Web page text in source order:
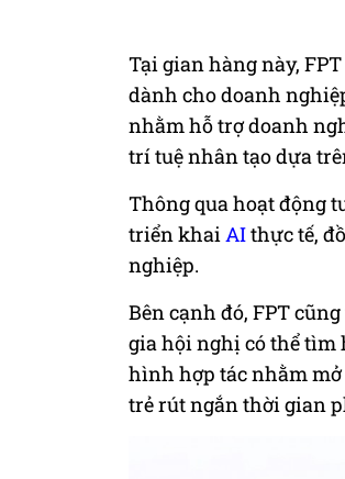
Tại gian hàng này,
dành cho doanh
nhằm hỗ trợ doanh
trí tuệ nhân tạo dựa
Thông qua hoạt động
triển khaiAIthực tế,
nghiệp.
Bên cạnh đó, FPT
gia hội nghị có thể tìm
hình hợp tác nhằm
trẻ rút ngắn thời gian